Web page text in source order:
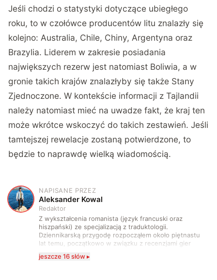
Jeśli chodzi o statystyki dotyczące ubiegłego
roku, to w czołówce producentów litu znalazły się
kolejno: Australia, Chile, Chiny, Argentyna oraz
Brazylia. Liderem w zakresie posiadania
największych rezerw jest natomiast Boliwia, a w
gronie takich krajów znalazłyby się także Stany
Zjednoczone. W kontekście informacji z Tajlandii
należy natomiast mieć na uwadze fakt, że kraj ten
może wkrótce wskoczyć do takich zestawień. Jeśli
tamtejszej rewelacje zostaną potwierdzone, to
będzie to naprawdę wielką wiadomością.
A
NAPISANE PRZEZ
Aleksander Kowal
Redaktor
Z wykształcenia romanista (język francuski oraz
hiszpański) ze specjalizacją z traduktologii.
Dziennikarską przygodę rozpocząłem około piętnastu
lat temu, początkowo w związku z recenzjami gier
komputerowych i filmów. Obecnie publikuję
zdecydowanie częściej na tematy związane z nauką
jeszcze 16 słów ▸